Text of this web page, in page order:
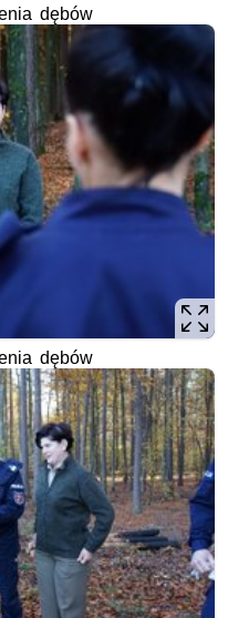
dębów
dębów